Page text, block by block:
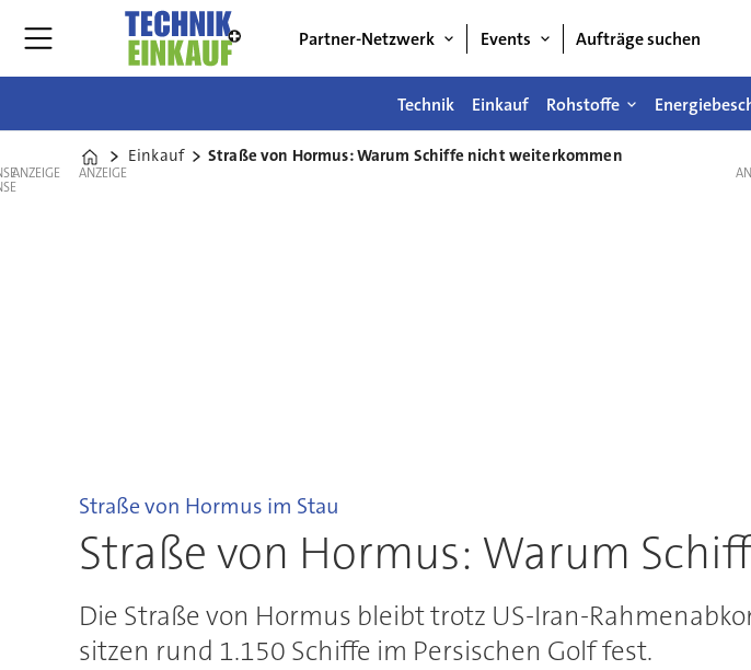
Partner-Netzwerk Events Aufträge suchen
Technik Einkauf Rohstoffe
Home
Einkauf Straße von Hormus: Warum Schiffe nicht weiterkommen
ANZEIGE ANZEIGE
Straße von Hormus im Stau
Straße von Hormus: Warum
Die Straße von Hormus bleibt trotz US-Iran-
sitzen rund 1.150 Schiffe im Persischen Golf fest.